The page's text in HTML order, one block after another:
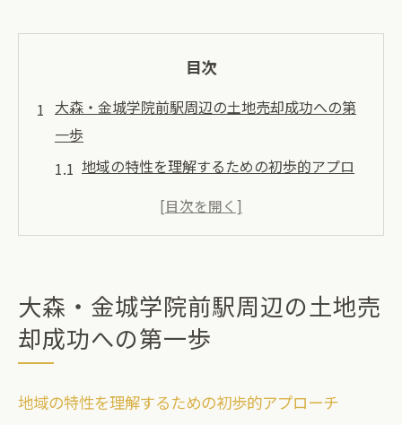
目次
大森・金城学院前駅周辺の土地売却成功への第
一歩
地域の特性を理解するための初歩的アプロ
土地の価値を高めるための準備
売却プロセスをスムーズに進めるための基
不動産会社選びで差をつける大森・金城学院前
大森・金城学院前駅周辺の土地売
却成功への第一歩
地域の特性を理解するための初歩的アプローチ